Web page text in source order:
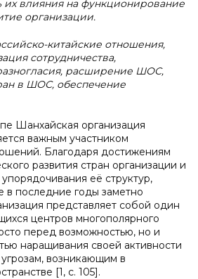
их влияния на функционирование
организации.
китайские отношения,
сотрудничества,
расширение ШОС,
в ШОС, обеспечение
Шанхайская организация
важным участником
Благодаря достижениям
развития стран организации и
её структур,
последние годы заметно
представляет собой один
центров многополярного
перед возможностью, но и
наращивания своей активности
возникающим в
[1, с. 105].